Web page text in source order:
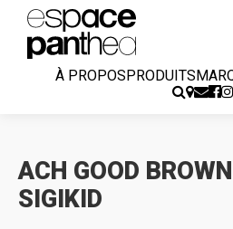
À PROPOSPRODUITS
ACH GOOD
SIGIKID